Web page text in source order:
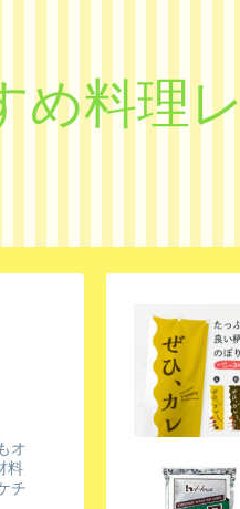
め料理
オ
料
チ